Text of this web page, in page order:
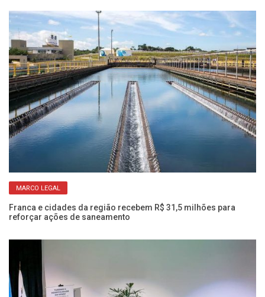
MARCO LEGAL
Franca e cidades da região recebem R$ 31,5 milhões para
reforçar ações de saneamento